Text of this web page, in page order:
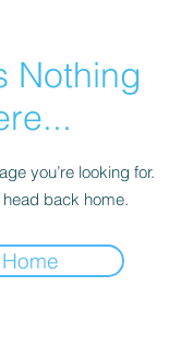
Nothing
you’re looking for.
back home.